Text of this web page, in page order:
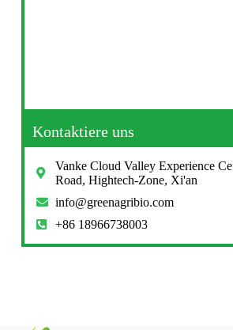
Kontaktiere uns
Vanke Cloud Valley Experience
Road, Hightech-Zone, Xi'an
info@greenagribio.com
+86 18966738003